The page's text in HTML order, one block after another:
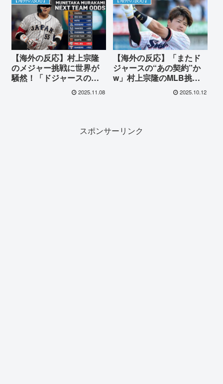
【海外の反応】村上宗隆
のメジャー挑戦に世界が
騒然！「ドジャースの海
外ファーム」「また後払
い契約か」FA市場の主役
2025.11.08
【海外の反応】「またド
ジャースの“あの契約”か
w」村上宗隆のMLB挑戦
に全米が騒然！契約金436
億円の争奪戦にヤンキー
望だ…頼む！」
2025.10.12
スポンサーリンク